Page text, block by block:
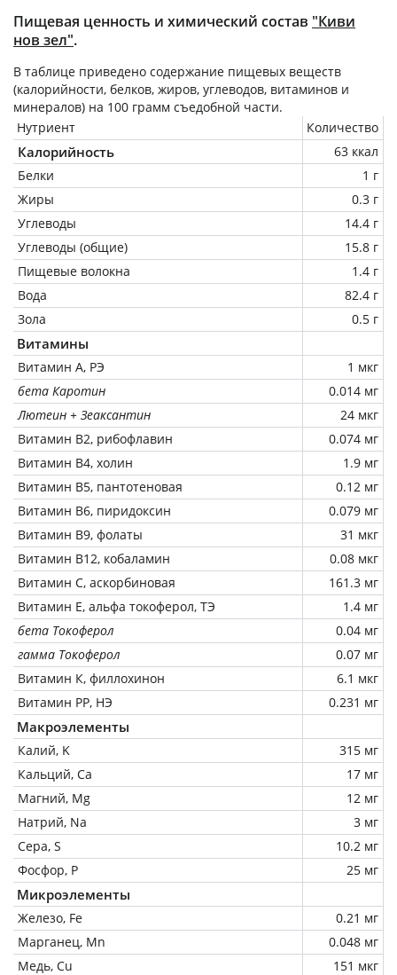
Пищевая ценность и химический состав "Киви
нов зел".
В таблице приведено содержание пищевых веществ
(калорийности, белков, жиров, углеводов, витаминов и
минералов) на 100 грамм съедобной части.
Нутриент
Количество
Калорийность
63 ккал
Белки
1 г
Жиры
0.3 г
Углеводы
14.4 г
Углеводы (общие)
15.8 г
Пищевые волокна
1.4 г
Вода
82.4 г
Зола
0.5 г
Витамины
Витамин А, РЭ
1 мкг
бета Каротин
0.014 мг
Лютеин + Зеаксантин
24 мкг
Витамин В2, рибофлавин
0.074 мг
Витамин В4, холин
1.9 мг
Витамин В5, пантотеновая
0.12 мг
Витамин В6, пиридоксин
0.079 мг
Витамин В9, фолаты
31 мкг
Витамин В12, кобаламин
0.08 мкг
Витамин C, аскорбиновая
161.3 мг
Витамин Е, альфа токоферол, ТЭ
1.4 мг
бета Токоферол
0.04 мг
гамма Токоферол
0.07 мг
Витамин К, филлохинон
6.1 мкг
Витамин РР, НЭ
0.231 мг
Макроэлементы
Калий, K
315 мг
Кальций, Ca
17 мг
Магний, Mg
12 мг
Натрий, Na
3 мг
Сера, S
10.2 мг
Фосфор, P
25 мг
Микроэлементы
Железо, Fe
0.21 мг
Марганец, Mn
0.048 мг
Медь, Cu
151 мкг